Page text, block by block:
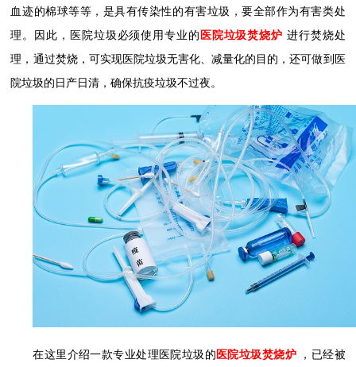
血迹的棉球等等，是具有传染性的有害垃圾，要全部作为有害类处
理。因此，医院垃圾必须使用专业的 医院垃圾焚烧炉 进行焚烧处
理，通过焚烧，可实现医院垃圾无害化、减量化的目的，还可做到医
院垃圾的日产日清，确保抗疫垃圾不过夜 。
在这里介绍一款专业处理医院垃圾的 医院垃圾焚烧炉
，已经被